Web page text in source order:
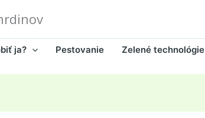
ja? Pestovanie Zelené technológie